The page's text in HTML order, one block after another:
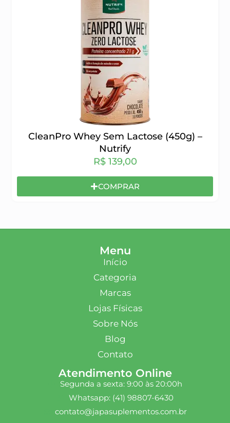
CleanPro Whey Sem Lactose (450g) –
Nutrify
R$139,00
COMPRAR
Menu
Início
Categoria
Marcas
Lojas Físicas
Sobre Nós
Blog
Contato
Atendimento Online
Segunda a sexta: 9:00 às 20:00h
Whatsapp: (41) 98807-6430
contato@japasuplementos.com.br